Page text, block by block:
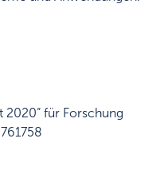
für Forschung